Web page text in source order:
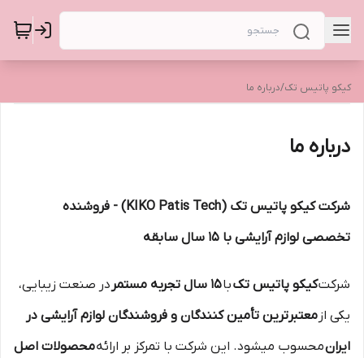
کیکو پاتیس تک/درباره ما
درباره ما
شرکت کیکو پاتیس تک (KIKO Patis Tech) - فروشنده
تخصصی لوازم آرایشی با ۱۵ سال سابقه
شرکتکیکو پاتیس تکبا۱۵ سال تجربه مستمر
در صنعت زیبایی،
یکی از معتبرترین تأمین کنندگان و فروشندگان لوازم آرایشی در
ایرانمحسوب میشود. این شرکت با تمرکز بر ارائهمحصولات اصل